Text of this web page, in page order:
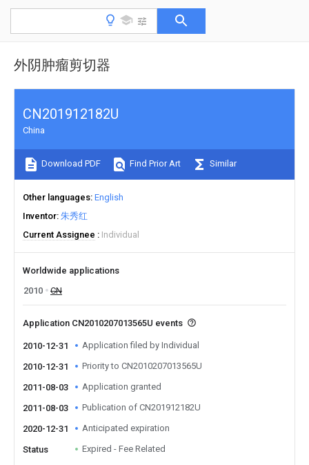
外阴肿瘤剪切器
CN201912182U
China
Download PDF Find Prior Art Similar
Other languages English
Inventor 朱秀红
Current Assignee
Individual
Worldwide applications
2010
CN
Application CN2010207013565U events
2010-12-31 Application filed by Individual
2010-12-31 Priority to CN2010207013565U
2011-08-03 Application granted
2011-08-03 Publication of CN201912182U
2020-12-31 Anticipated expiration
Status Expired - Fee Related